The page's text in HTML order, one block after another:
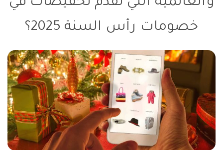
والعالمية التي تقدم تخفيضات في
خصومات رأس السنة 2025؟